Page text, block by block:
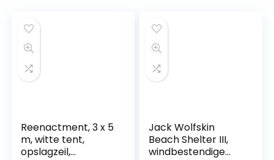
Reenactment, 3 x 5
m, witte tent,
opslagzeil,
Jack Wolfskin
Beach Shelter III,
windbestendige